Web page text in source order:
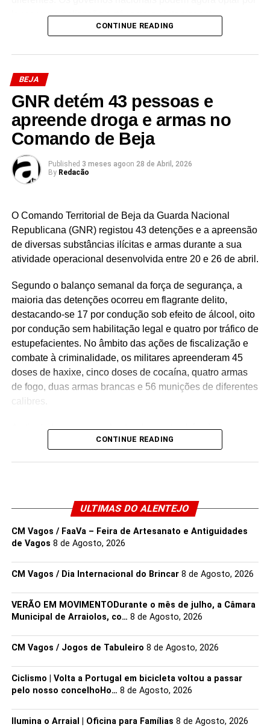
lançar uma aplicação autónoma ou integrar esta
funcionalidade na Carteira de Identidade Digital da UE,
torne um padrão global, assegurando a segurança dos
menores no mercado único digital sem comprometer a
privacidade dos cidadãos.
Facebook
Mastodon
EmailShare
CONTINUE READING
BEJA
GNR detém 43 pessoas e
apreende droga e armas no
Comando de Beja
Published 3 meses agoon 28 de Abril, 2026
By Redacão
O Comando Territorial de Beja da Guarda Nacional
Republicana (GNR) registou 43 detenções e a apreensão
de diversas substâncias ilícitas e armas durante a sua
atividade operacional desenvolvida entre 20 e 26 de abril.
Segundo o balanço semanal da força de segurança, a
maioria das detenções ocorreu em flagrante delito,
destacando-se 17 por condução sob efeito de álcool, oito
por condução sem habilitação legal e quatro por tráfico de
estupefacientes. No âmbito das ações de fiscalização e
combate à criminalidade, os militares apreenderam 45
doses de haxixe, cinco doses de cocaína, quatro armas
de fogo, duas armas brancas e 56 munições de diferentes
calibres.
A atividade operacional estendeu-se também à
segurança rodoviária, com a fiscalização de 485
que resultaram em 11 feridos leves.
Facebook
Mastodon
EmailShare
CONTINUE READING
ULTIMAS DO ALENTEJO
CM Vagos / FaaVa – Feira de Artesanato e Antiguidades
de Vagos 8 de Agosto, 2026
CM Vagos / Dia Internacional do Brincar 8 de Agosto, 2026
VERÃO EM MOVIMENTODurante o mês de julho, a Câmara
Municipal de Arraiolos, co… 8 de Agosto, 2026
CM Vagos / Jogos de Tabuleiro 8 de Agosto, 2026
Ciclismo | Volta a Portugal em bicicleta voltou a passar
pelo nosso concelhoHo… 8 de Agosto, 2026
Ilumina o Arraial | Oficina para Famílias 8 de Agosto, 2026